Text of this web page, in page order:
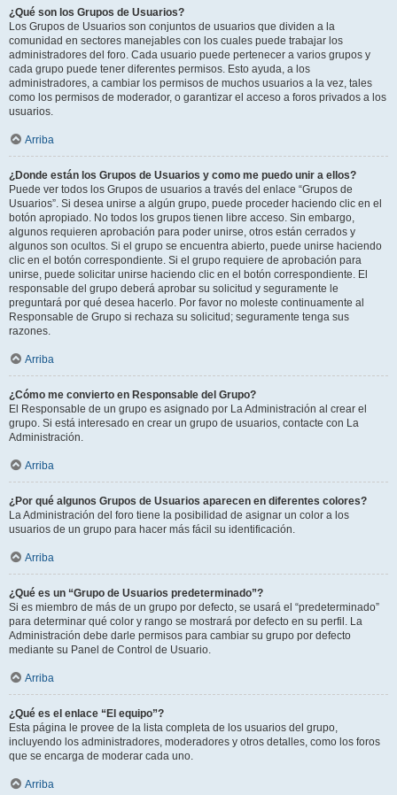
¿Qué son los Grupos de Usuarios?
Los Grupos de Usuarios son conjuntos de usuarios que dividen a la
comunidad en sectores manejables con los cuales puede trabajar los
administradores del foro. Cada usuario puede pertenecer a varios grupos y
cada grupo puede tener diferentes permisos. Esto ayuda, a los
administradores, a cambiar los permisos de muchos usuarios a la vez, tales
como los permisos de moderador, o garantizar el acceso a foros privados a los
usuarios.
Arriba
¿Donde están los Grupos de Usuarios y como me puedo unir a ellos?
Puede ver todos los Grupos de usuarios a través del enlace “Grupos de
Usuarios”. Si desea unirse a algún grupo, puede proceder haciendo clic en el
botón apropiado. No todos los grupos tienen libre acceso. Sin embargo,
algunos requieren aprobación para poder unirse, otros están cerrados y
algunos son ocultos. Si el grupo se encuentra abierto, puede unirse haciendo
clic en el botón correspondiente. Si el grupo requiere de aprobación para
unirse, puede solicitar unirse haciendo clic en el botón correspondiente. El
responsable del grupo deberá aprobar su solicitud y seguramente le
preguntará por qué desea hacerlo. Por favor no moleste continuamente al
Responsable de Grupo si rechaza su solicitud; seguramente tenga sus
razones.
Arriba
¿Cómo me convierto en Responsable del Grupo?
El Responsable de un grupo es asignado por La Administración al crear el
grupo. Si está interesado en crear un grupo de usuarios, contacte con La
Administración.
Arriba
¿Por qué algunos Grupos de Usuarios aparecen en diferentes colores?
La Administración del foro tiene la posibilidad de asignar un color a los
usuarios de un grupo para hacer más fácil su identificación.
Arriba
¿Qué es un “Grupo de Usuarios predeterminado”?
Si es miembro de más de un grupo por defecto, se usará el “predeterminado”
para determinar qué color y rango se mostrará por defecto en su perfil. La
Administración debe darle permisos para cambiar su grupo por defecto
mediante su Panel de Control de Usuario.
Arriba
¿Qué es el enlace “El equipo”?
Esta página le provee de la lista completa de los usuarios del grupo,
incluyendo los administradores, moderadores y otros detalles, como los foros
que se encarga de moderar cada uno.
Arriba